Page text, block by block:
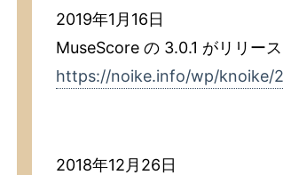
2019年1月16日
MuseScore の 3.0.1 がリリース
https://noike.info/wp/knoike/
2018年12月26日